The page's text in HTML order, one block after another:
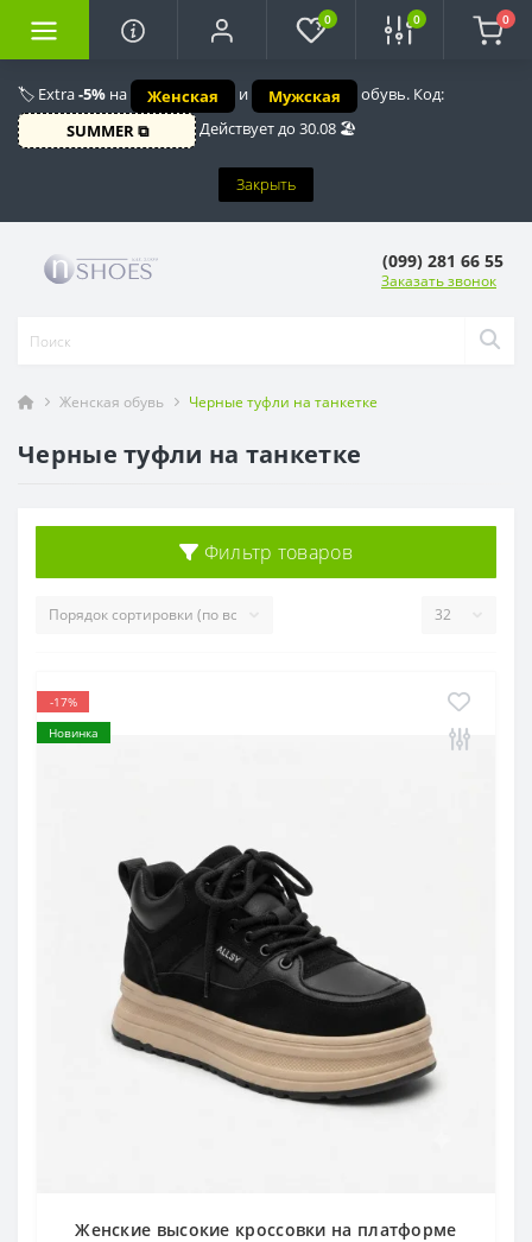
🏷️ Extra-5% на Женская и Мужская
обувь. Код:
SUMMER ⧉
Действует до 30.08 🏖️
Закрыть
0 0 0
(099) 281 66 55
Заказать звонок
Женская обувь Черные туфли на танкетке
Черные туфли на танкетке
Фильтр товаров
-17%
Новинка
Женские высокие кроссовки на платформе